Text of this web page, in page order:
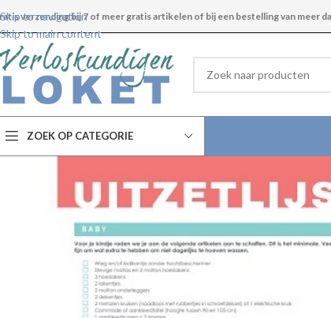
Skip to navigation
Skip to main content
verzending bij 7 of meer gratis artikelen of bij een bestelling van meer
ZOEK OP CATEGORIE